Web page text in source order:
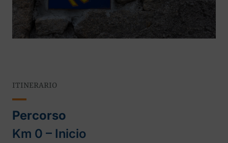
ITINERARIO
Percorso
Km 0 – Inicio